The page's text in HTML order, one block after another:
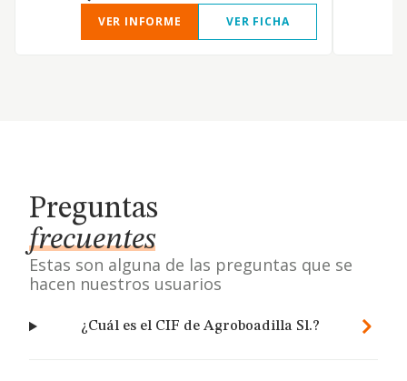
VER INFORME
VER FICHA
Preguntas
frecuentes
Estas son alguna de las preguntas que se
hacen nuestros usuarios
¿Cuál es el CIF de Agroboadilla Sl.?